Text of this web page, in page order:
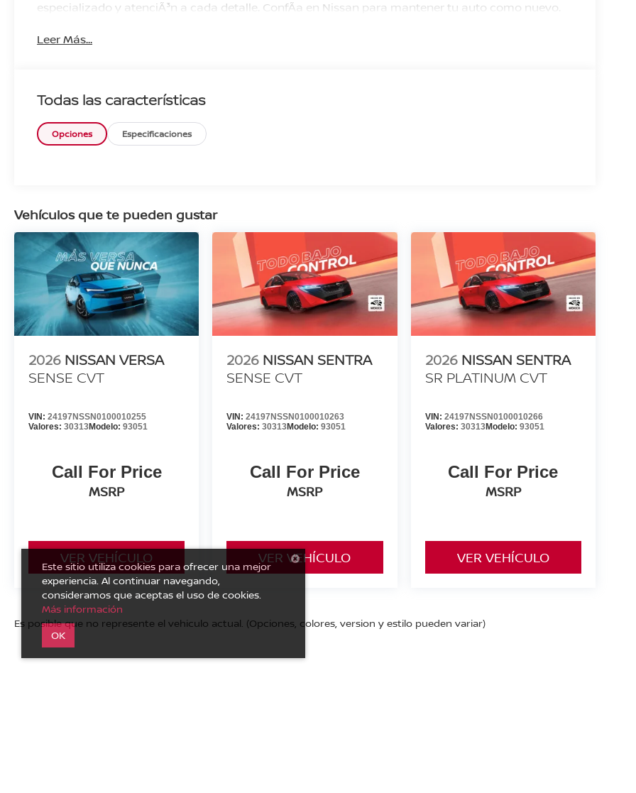
especializado y atenciÃ³n a cada detalle. ConfÃ­a en Nissan para mantener tu auto como nuevo.
Leer Más...
Todas las características
Opciones Especificaciones
Vehículos que te pueden gustar
2026 NISSAN VERSA
SENSE CVT
VIN: 24197NSSN0100010255
Valores: 30313Modelo: 93051
Call For Price
MSRP
VER VEHÍCULO
2026 NISSAN SENTRA
SENSE CVT
VIN:24197NSSN0100010263
Valores:30313Modelo:93051
Call For Price
MSRP
VER VEHÍCULO
2026 NISSAN SENTRA
SR PLATINUM CVT
VIN: 24197NSSN0100010266
Valores: 30313Modelo: 93051
Call For Price
MSRP
VER VEHÍCULO
Es posible que no represente el vehiculo actual. (Opciones, colores, version y estilo pueden variar)
Este sitio utiliza cookies para ofrecer una mejor
experiencia. Al continuar navegando,
consideramos que aceptas el uso de cookies.
Más información
OK